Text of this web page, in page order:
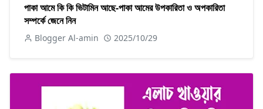
পাকা আমে কি কি ভিটামিন আছে-পাকা আমের উপকারিতা ও অপকারিতা
সম্পর্কে জেনে নিন
Blogger Al-amin 2025/10/29